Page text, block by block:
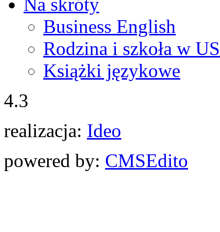
Business English
Rodzina i szkoła w
Książki językowe
4.3
realizacja: Ideo
powered by: CMSEdito